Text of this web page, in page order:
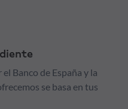
Banco de España y la
se basa en tus